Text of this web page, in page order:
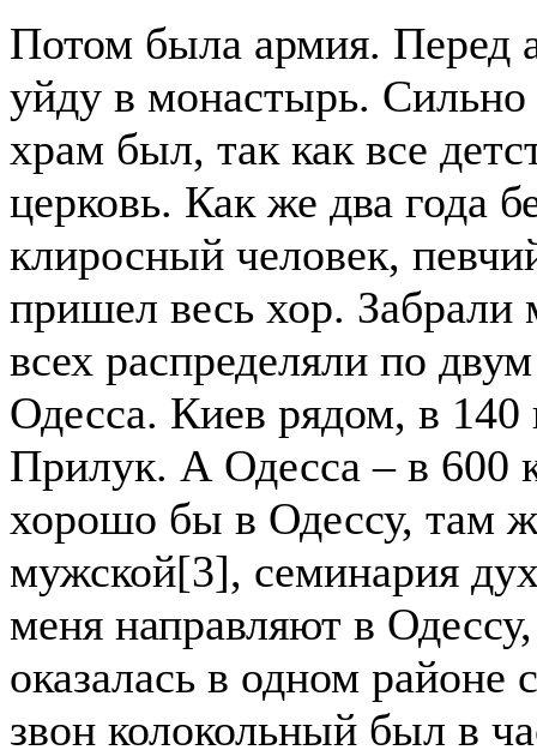
Потом была армия. Перед
уйду в монастырь.
храм был, так как все
церковь. Как же два года
клиросный человек,
пришел весь хор. Забрали
всех распределяли по
Одесса. Киев рядом, в
Прилук. А Одесса – в 600
хорошо бы в Одессу, там
мужской[3], семинария
меня направляют в
оказалась в одном
звон колокольный был в